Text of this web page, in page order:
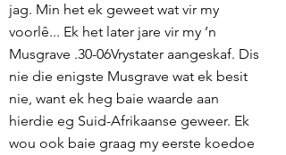
jag. Min het ek geweet wat vir my
voorlê... Ek het later jare vir my ’n
Musgrave .30-06Vrystater aangeskaf. Dis
nie die enigste Musgrave wat ek besit
nie, want ek heg baie waarde aan
hierdie eg Suid-Afrikaanse geweer. Ek
wou ook baie graag my eerste koedoe